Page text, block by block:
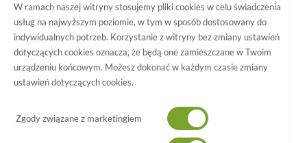
Klapki damskie
właściwe miejsce. Nasz sklep oferuje szeroki wybór obuwia plażowego, w
tym piękne klapki dla kobiet. Bez względu na to, czy preferujesz
czego potrzebujesz na lato.
Nasza kolekcja klapek damskich została starannie wyselekcjonowana z
POKAŻ FILTRY
W ramach naszej witryny stosujemy pliki cookies w celu świadczenia
usług na najwyższym poziomie, w tym w sposób dostosowany do
indywidualnych potrzeb. Korzystanie z witryny bez zmiany ustawień
dotyczących cookies oznacza, że będą one zamieszczane w Twoim
urządzeniu końcowym. Możesz dokonać w każdym czasie zmiany
ustawień dotyczących cookies.
Zgody związane z marketingiem